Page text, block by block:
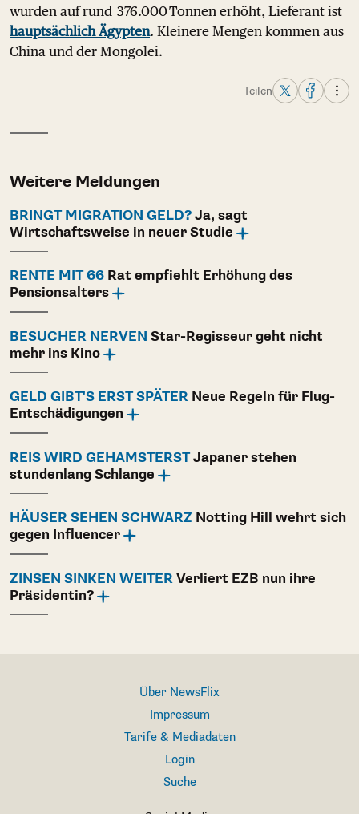
wurden auf rund 376.000 Tonnen erhöht, Lieferant ist
hauptsächlich Ägypten. Kleinere Mengen kommen aus
China und der Mongolei.
Teilen
Weitere Meldungen
BRINGT MIGRATION GELD? Ja, sagt
Wirtschaftsweise in neuer Studie
RENTE MIT 66 Rat empfiehlt Erhöhung des
Pensionsalters
BESUCHER NERVEN Star-Regisseur geht nicht
mehr ins Kino
GELD GIBT'S ERST SPÄTER Neue Regeln für Flug-
Entschädigungen
REIS WIRD GEHAMSTERSTJapaner stehen
stundenlang Schlange
HÄUSER SEHEN SCHWARZ Notting Hill wehrt sich
gegen Influencer
ZINSEN SINKEN WEITER Verliert EZB nun ihre
Präsidentin?
Über NewsFlix
Impressum
Tarife & Mediadaten
Login
Suche